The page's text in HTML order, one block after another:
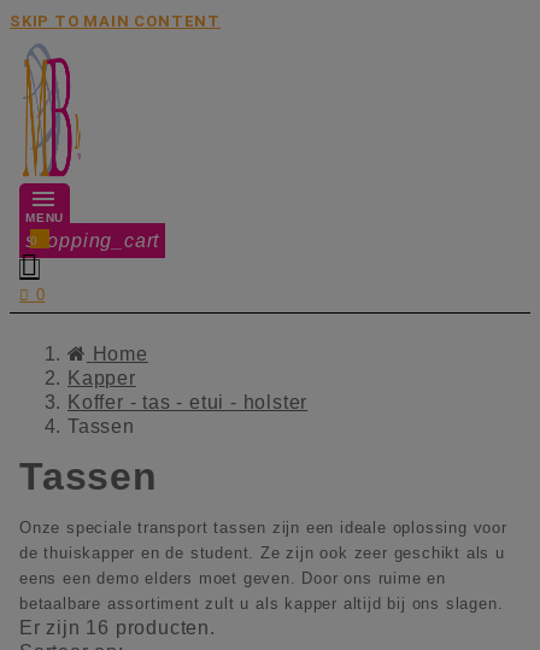
SKIP TO MAIN CONTENT
MENU
shopping_cart
0

 0
Home
Kapper
Koffer - tas - etui - holster
Tassen
Tassen
Onze speciale transport tassen zijn een ideale oplossing voor
de thuiskapper en de student. Ze zijn ook zeer geschikt als u
eens een demo elders moet geven. Door ons ruime en
betaalbare assortiment zult u als kapper altijd bij ons slagen.
Er zijn 16 producten.